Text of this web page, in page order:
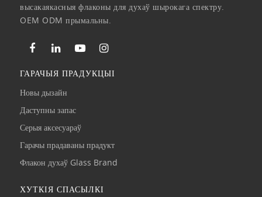
высакаякасныя флаконы для духаў шырокага спектру.
OEM ODM прымальны.
ГАРАЧЫЯ ПРАДУКЦЫІ
Новы дызайн
Даступны запас
Серыя аксесуараў
Гарачы прадаваны прадукт
Флакон духаў Glass Brand
ХУТКІЯ СПАСЫЛКІ